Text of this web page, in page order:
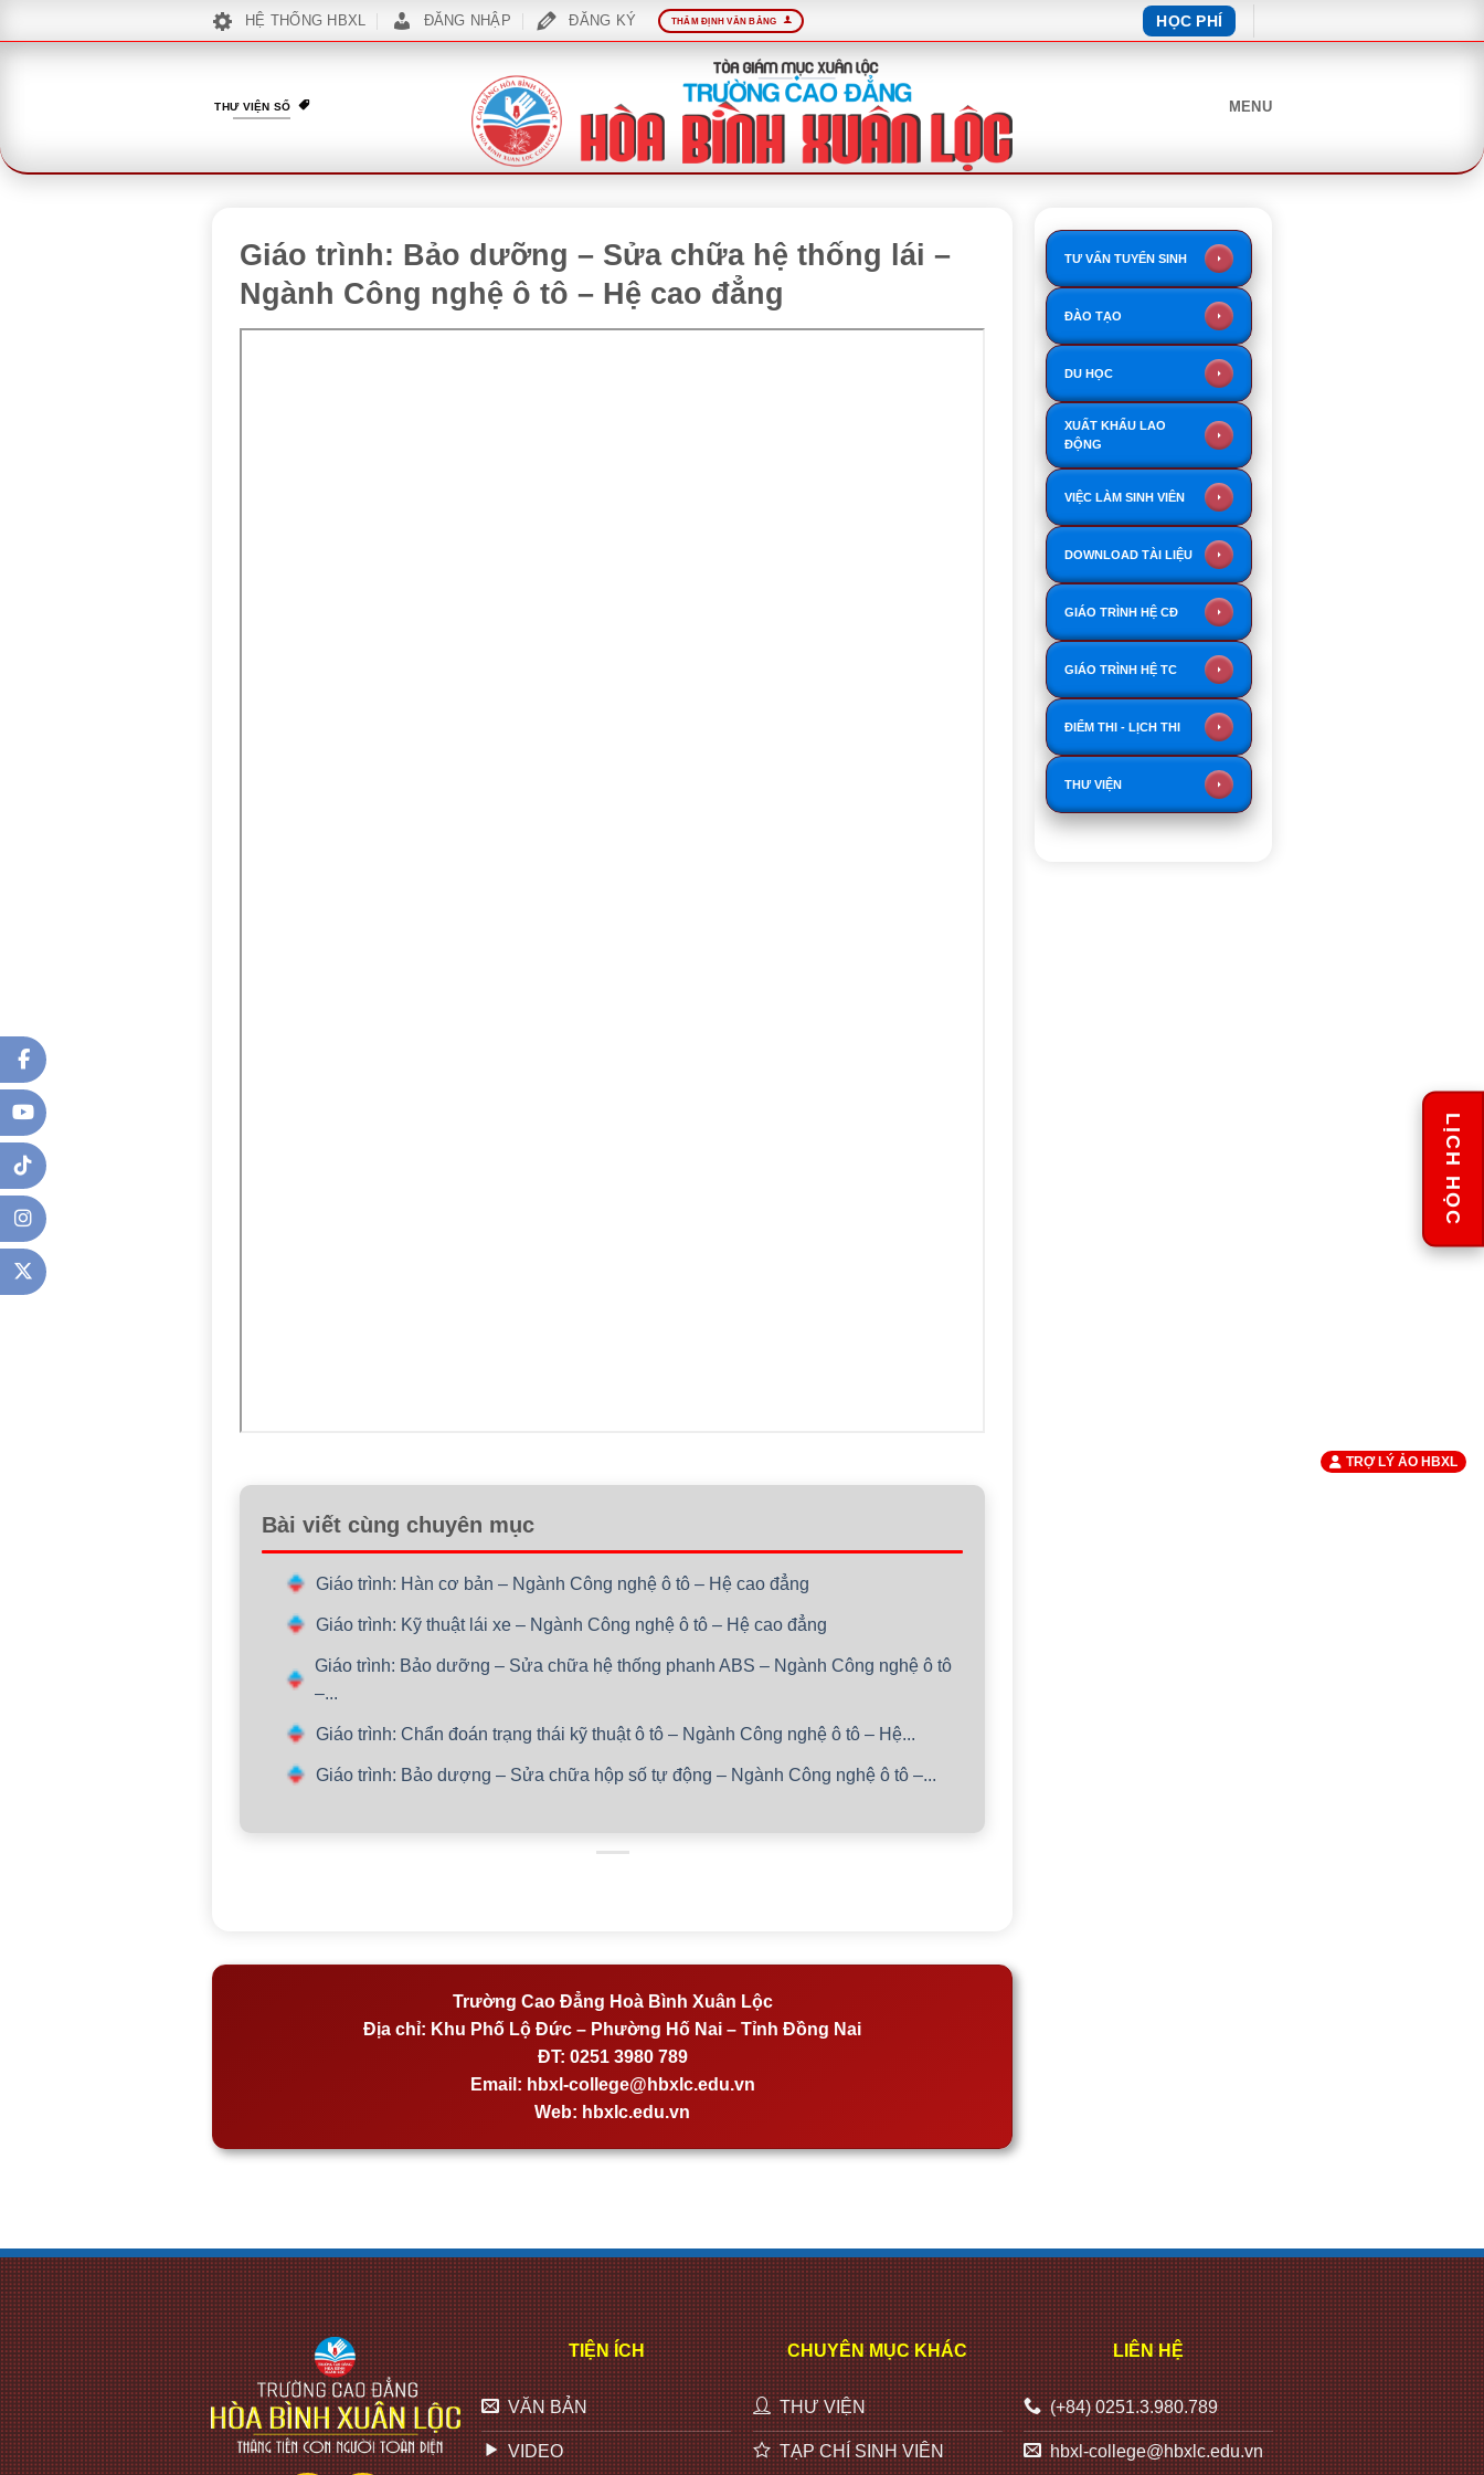
qua
HỆ THỐNG HBXL ĐĂNG NHẬP ĐĂNG KÝ THẨM ĐỊNH VĂN BẰNG HỌC PHÍ
THƯ VIỆN SỐ MENU
Giáo trình: Bảo dưỡng – Sửa chữa hệ thống lái –
Ngành Công nghệ ô tô – Hệ cao đẳng
Bài viết cùng chuyên mục
Giáo trình: Hàn cơ bản – Ngành Công nghệ ô tô – Hệ cao đẳng
Giáo trình: Kỹ thuật lái xe – Ngành Công nghệ ô tô – Hệ cao đẳng
Giáo trình: Bảo dưỡng – Sửa chữa hệ thống phanh ABS – Ngành Công nghệ ô tô
–...
Giáo trình: Chẩn đoán trạng thái kỹ thuật ô tô – Ngành Công nghệ ô tô – Hệ...
Giáo trình: Bảo dượng – Sửa chữa hộp số tự động – Ngành Công nghệ ô tô –...
Trường Cao Đẳng Hoà Bình Xuân Lộc
Địa chỉ: Khu Phố Lộ Đức – Phường Hố Nai – Tỉnh Đồng Nai
ĐT: 0251 3980 789
Email: hbxl-college@hbxlc.edu.vn
Web: hbxlc.edu.vn
TƯ VẤN TUYỂN SINH
ĐÀO TẠO
DU HỌC
XUẤT KHẨU LAO
ĐỘNG
VIỆC LÀM SINH VIÊN
DOWNLOAD TÀI LIỆU
GIÁO TRÌNH HỆ CĐ
GIÁO TRÌNH HỆ TC
ĐIỂM THI - LỊCH THI
THƯ VIỆN
TIỆN ÍCH
VĂN BẢN
VIDEO
CHUYÊN MỤC KHÁC
THƯ VIỆN
TẠP CHÍ SINH VIÊN
LIÊN HỆ
(+84) 0251.3.980.789
hbxl-college@hbxlc.edu.vn
LỊCH HỌC
TRỢ LÝ ẢO HBXL